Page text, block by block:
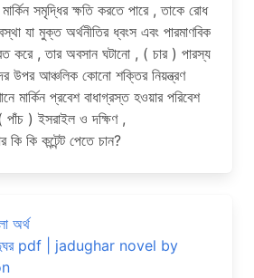
সমৃদ্ধির ক্ষতি করতে পারে , তাকে রোধ
যা মুক্ত অর্থনীতির ধ্বংস এবং পারমাণবিক
করে , তার অবসান ঘটানো , ( চার ) পারস্য
উপর আঞ্চলিক কোনো শক্তির নিয়ন্ত্রণ
মার্কিন প্রবেশ বাধাগ্রস্ত হওয়ার পরিবেশ
পাঁচ ) ইসরাইল ও দক্ষিণ ,
কি কন্টেন্ট পেতে চান?
অর্থ
pdf | jadughar novel by